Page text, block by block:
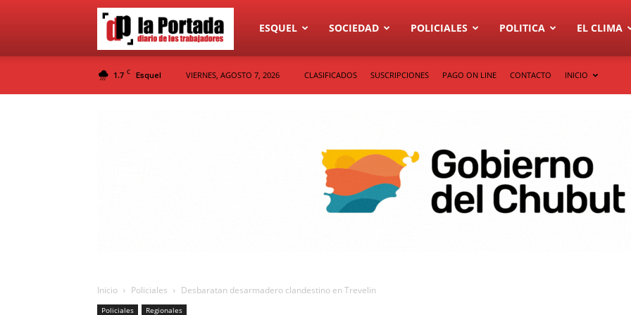
Diario
La
ESQUEL SOCIEDAD POLICIALES POLITICA EL CLIMA
1.7 C Esquel VIERNES, AGOSTO 7, 2026 CLASIFICADOS SUSCRIPCIONES PAGO ON LINE CONTACTO INICIO
Inicio Policiales Desbaratan desarmadero clandestino en Trevelin
Policiales Regionales